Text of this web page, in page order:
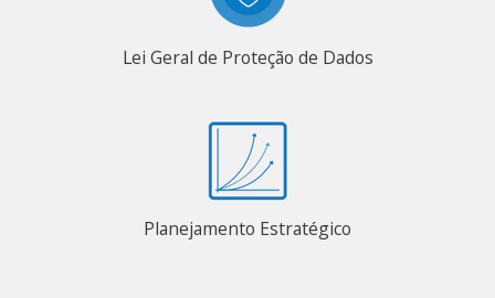
Lei Geral de Proteção de Dados
Planejamento Estratégico